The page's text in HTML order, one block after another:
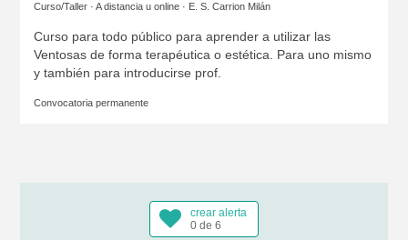
Curso/Taller · A distancia u online · E. S. Carrion Milán
Curso para todo público para aprender a utilizar las
Ventosas de forma terapéutica o estética. Para uno mismo
y también para introducirse prof.
Convocatoria permanente
crear alerta
0 de 6